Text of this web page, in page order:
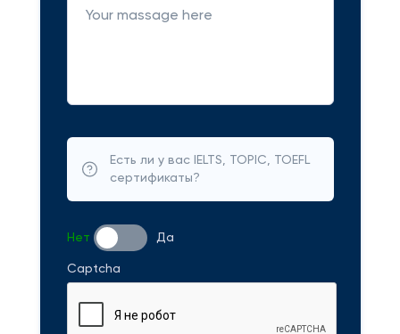
Есть ли у вас IELTS, TOPIC, TOEFL
сертификаты?
Нет Да
Captcha